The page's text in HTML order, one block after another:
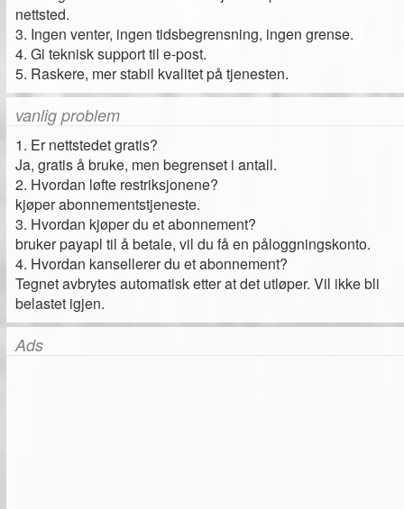
nettsted.
3. Ingen venter, ingen tidsbegrensning, ingen grense.
4. Gi teknisk support til e-post.
5. Raskere, mer stabil kvalitet på tjenesten.
vanlig problem
1. Er nettstedet gratis?
Ja, gratis å bruke, men begrenset i antall.
2. Hvordan løfte restriksjonene?
kjøper abonnementstjeneste.
3. Hvordan kjøper du et abonnement?
bruker payapl til å betale, vil du få en påloggningskonto.
4. Hvordan kansellerer du et abonnement?
Tegnet avbrytes automatisk etter at det utløper. Vil ikke bli
belastet igjen.
Ads